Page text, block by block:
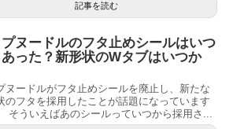
記事を読む
プヌードルのフタ止めシールはいつ
った？新形状のWタブはいつか
ヌードルがフタ止めシールを廃止し、新たな
のフタを採用したことが話題になっています
そういえばあのシールっていつから採用さ...